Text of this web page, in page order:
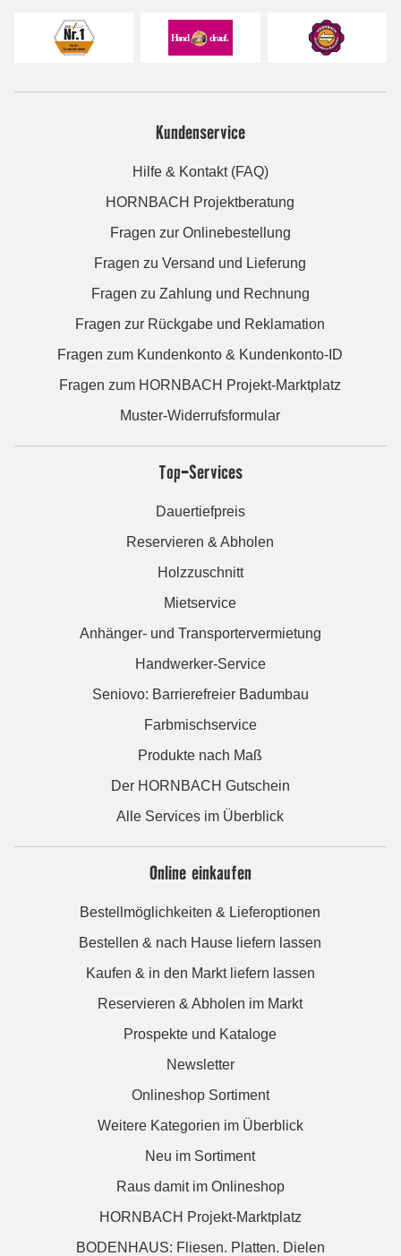
Kundenservice
Hilfe & Kontakt (FAQ)
HORNBACH Projektberatung
Fragen zur Onlinebestellung
Fragen zu Versand und Lieferung
Fragen zu Zahlung und Rechnung
Fragen zur Rückgabe und Reklamation
Fragen zum Kundenkonto & Kundenkonto-ID
Fragen zum HORNBACH Projekt-Marktplatz
Muster-Widerrufsformular
Top-Services
Dauertiefpreis
Reservieren & Abholen
Holzzuschnitt
Mietservice
Anhänger- und Transportervermietung
Handwerker-Service
Seniovo: Barrierefreier Badumbau
Farbmischservice
Produkte nach Maß
Der HORNBACH Gutschein
Alle Services im Überblick
Online einkaufen
Bestellmöglichkeiten & Lieferoptionen
Bestellen & nach Hause liefern lassen
Kaufen & in den Markt liefern lassen
Reservieren & Abholen im Markt
Prospekte und Kataloge
Newsletter
Onlineshop Sortiment
Weitere Kategorien im Überblick
Neu im Sortiment
Raus damit im Onlineshop
HORNBACH Projekt-Marktplatz
BODENHAUS: Fliesen. Platten. Dielen